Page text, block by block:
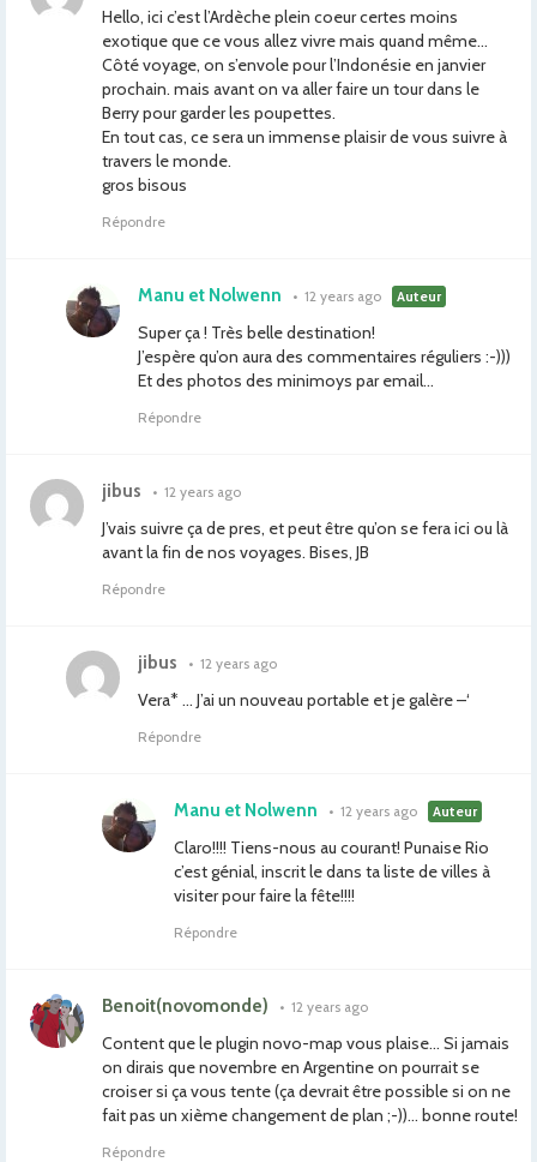
Hello, ici c’est l’Ardèche plein coeur certes moins
exotique que ce vous allez vivre mais quand même…
Côté voyage, on s’envole pour l’Indonésie en janvier
prochain. mais avant on va aller faire un tour dans le
Berry pour garder les poupettes.
En tout cas, ce sera un immense plaisir de vous suivre à
travers le monde.
gros bisous
Répondre
Manu et Nolwenn • 12 years ago Auteur
Super ça ! Très belle destination!
J’espère qu’on aura des commentaires réguliers :-)))
Et des photos des minimoys par email…
Répondre
jibus • 12 years ago
J’vais suivre ça de pres, et peut être qu’on se fera ici ou là
avant la fin de nos voyages. Bises, JB
Répondre
jibus • 12 years ago
Vera* … J’ai un nouveau portable et je galère –‘
Répondre
Manu et Nolwenn • 12 years ago Auteur
Claro!!!! Tiens-nous au courant! Punaise Rio
c’est génial, inscrit le dans ta liste de villes à
visiter pour faire la fête!!!!
Répondre
Benoit(novomonde) • 12 years ago
Content que le plugin novo-map vous plaise… Si jamais
on dirais que novembre en Argentine on pourrait se
croiser si ça vous tente (ça devrait être possible si on ne
fait pas un xième changement de plan ;-))… bonne route!
Répondre